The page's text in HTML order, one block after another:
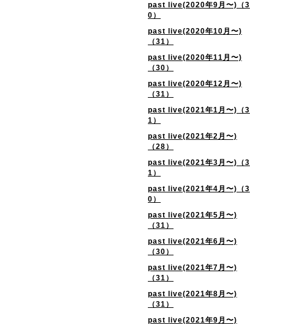
past live(2020年9月〜)（3
0）
past live(2020年10月〜)
（31）
past live(2020年11月〜)
（30）
past live(2020年12月〜)
（31）
past live(2021年1月〜)（3
1）
past live(2021年2月〜)
（28）
past live(2021年3月〜)（3
1）
past live(2021年4月〜)（3
0）
past live(2021年5月〜)
（31）
past live(2021年6月〜)
（30）
past live(2021年7月〜)
（31）
past live(2021年8月〜)
（31）
past live(2021年9月〜)